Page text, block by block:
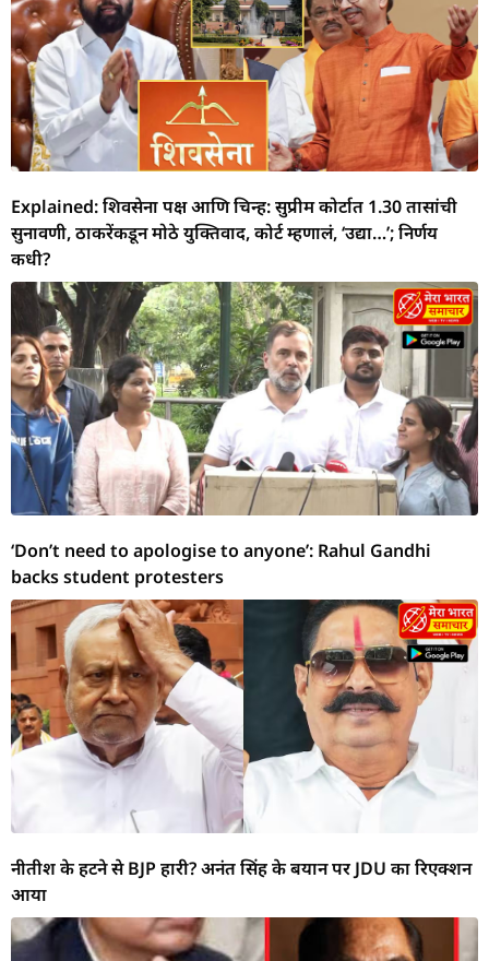
Explained: शिवसेना पक्ष आणि चिन्ह: सुप्रीम कोर्टात 1.30 तासांची
सुनावणी, ठाकरेंकडून मोठे युक्तिवाद, कोर्ट म्हणालं, ‘उद्या…’; निर्णय
कधी?
‘Don’t need to apologise to anyone’: Rahul Gandhi
backs student protesters
नीतीश के हटने से BJP हारी? अनंत सिंह के बयान पर JDU का रिएक्शन
आया